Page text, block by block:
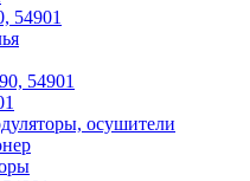
54901
54901
осушители